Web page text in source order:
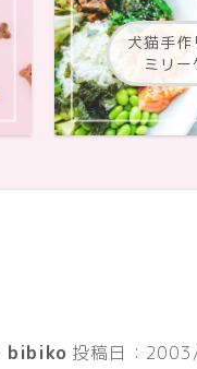
犬猫手作
ミリ
bibiko 投稿日：